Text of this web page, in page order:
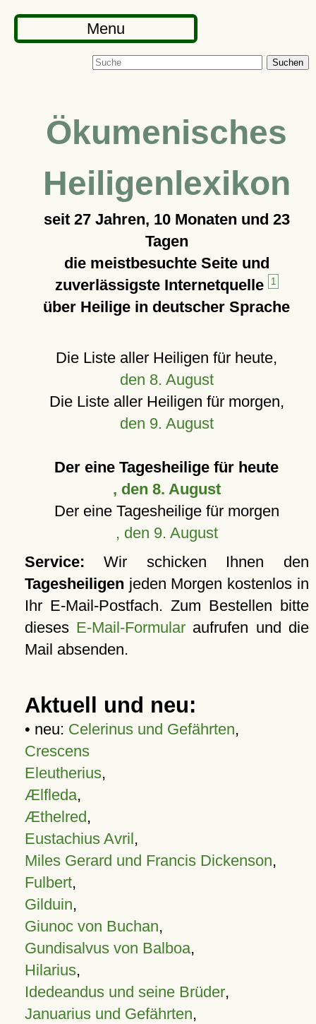
Menu
Suchen
Ökumenisches
Heiligenlexikon
seit 27 Jahren, 10 Monaten und 23
Tagen
die meistbesuchte Seite und
zuverlässigste Internetquelle
1
über Heilige in deutscher Sprache
Die Liste aller Heiligen für heute,
den 8. August
Die Liste aller Heiligen für morgen,
den 9. August
Der eine Tagesheilige für heute
, den 8. August
Der eine Tagesheilige für morgen
, den 9. August
Service: Wir schicken Ihnen den
Tagesheiligen jeden Morgen kostenlos in
Ihr E-Mail-Postfach. Zum Bestellen bitte
dieses E-Mail-Formular aufrufen und die
Mail absenden.
Aktuell und neu:
• neu: Celerinus und Gefährten,
Crescens
Eleutherius,
Ælfleda,
Æthelred,
Eustachius Avril,
Miles Gerard und Francis Dickenson,
Fulbert,
Gilduin,
Giunoc von Buchan,
Gundisalvus von Balboa,
Hilarius,
Idedeandus und seine Brüder,
Januarius und Gefährten,